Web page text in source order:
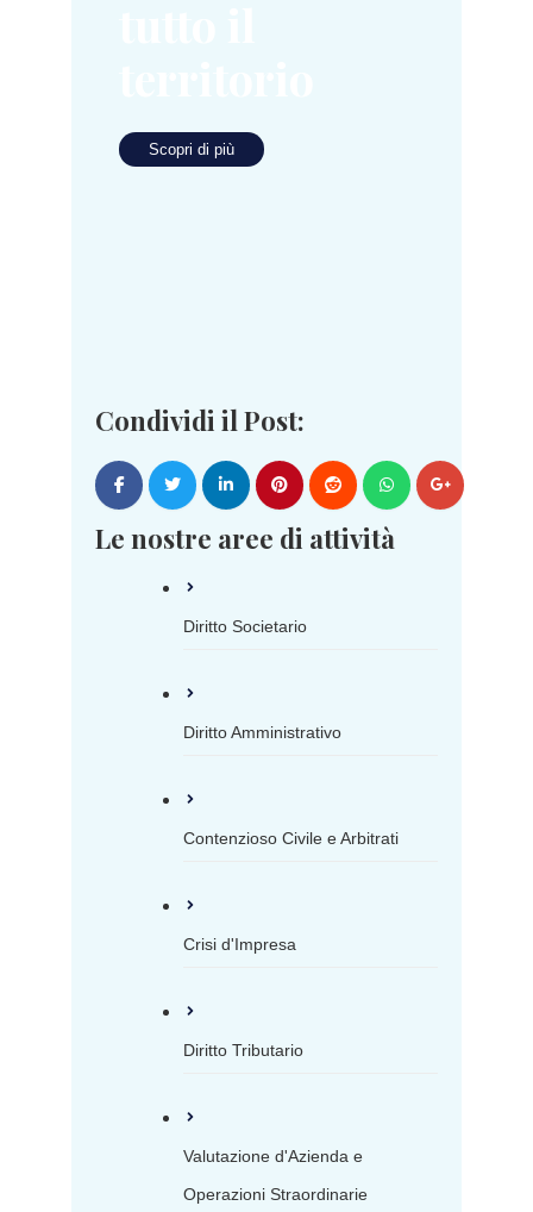
Scopri di più
Condividi il Post:
Le nostre aree di attività
Diritto Societario
Diritto Amministrativo
Contenzioso Civile e Arbitrati
Crisi d'Impresa
Diritto Tributario
Valutazione d'Azienda e
Operazioni Straordinarie